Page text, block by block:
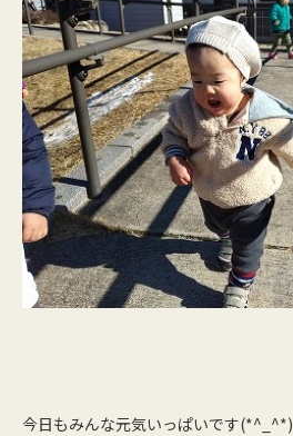
今日もみんな元気いっぱいです(*^_^*)